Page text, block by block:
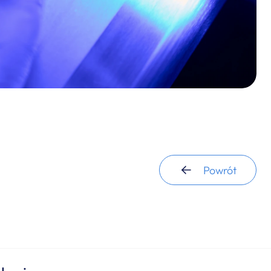
Powrót